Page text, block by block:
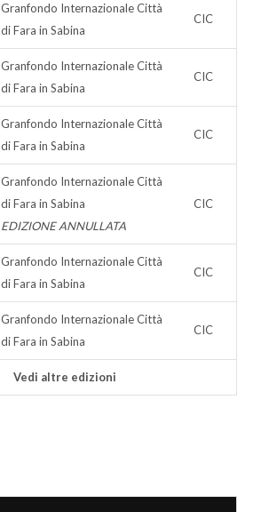
Granfondo Internazionale Città
di Fara in Sabina
CIC
Granfondo Internazionale Città
di Fara in Sabina
CIC
Granfondo Internazionale Città
di Fara in Sabina
CIC
Granfondo Internazionale Città
di Fara in Sabina
EDIZIONE ANNULLATA
CIC
Granfondo Internazionale Città
di Fara in Sabina
CIC
Granfondo Internazionale Città
di Fara in Sabina
CIC
Vedi altre edizioni